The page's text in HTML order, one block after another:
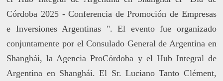
Córdoba 2025 - Conferencia de Promoción de Empresas
e Inversiones Argentinas ". El evento fue organizado
conjuntamente por el Consulado General de Argentina en
Shanghái, la Agencia ProCórdoba y el Hub Integral de
Argentina en Shanghái. El Sr. Luciano Tanto Clément,